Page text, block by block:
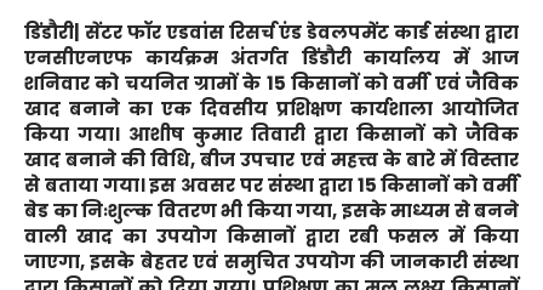
डिंडौरी| सेंटर फॉर एडवांस रिसर्च एंड डेवलपमेंट कार्ड संस्था द्वारा
एनसीएनएफ कार्यक्रम अंतर्गत डिंडौरी कार्यालय में आज
शनिवार को चयनित ग्रामों के 15 किसानों को वर्मी एवं जैविक
खाद बनाने का एक दिवसीय प्रशिक्षण कार्यशाला आयोजित
किया गया। आशीष कुमार तिवारी द्वारा किसानों को जैविक
खाद बनाने की विधि, बीज उपचार एवं महत्त्व के बारे में विस्तार
से बताया गया। इस अवसर पर संस्था द्वारा 15 किसानों को वर्मी
बेड का निःशुल्क वितरण भी किया गया, इसके माध्यम से बनने
वाली खाद का उपयोग किसानों द्वारा रबी फसल में किया
जाएगा, इसके बेहतर एवं समुचित उपयोग की जानकारी संस्था